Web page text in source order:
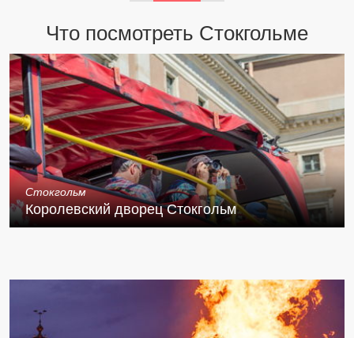
Что посмотреть Стокгольме
Стокгольм
Королевский дворец Стокгольм